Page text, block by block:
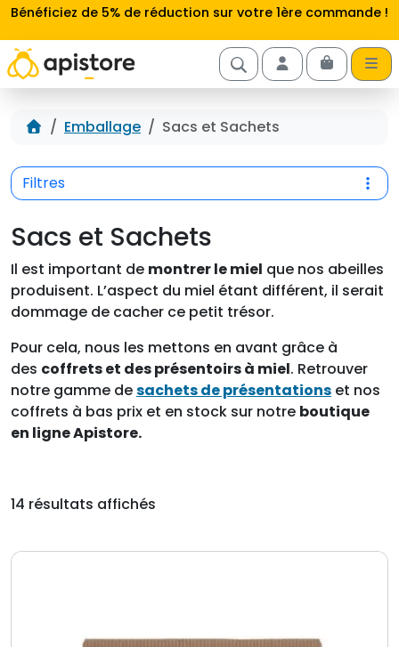
Aller au contenu
Bénéficiez de 5% de réduction sur votre 1ère commande !
Account
Cart
Accueil
Emballage Sacs et Sachets
Filtres
Sacs et Sachets
Il est important de montrer le miel que nos abeilles
produisent. L’aspect du miel étant différent, il serait
dommage de cacher ce petit trésor.
Pour cela, nous les mettons en avant grâce à
des coffrets et des présentoirs à miel. Retrouver
notre gamme desachets de présentations et nos
coffrets à bas prix et en stock sur notre boutique
en ligne Apistore.
14 résultats affichés